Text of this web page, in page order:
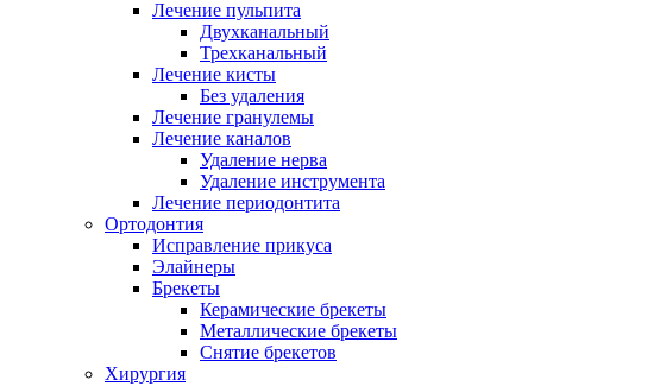
Лечение пульпита
Двухканальный
Трехканальный
Лечение кисты
Без удаления
Лечение гранулемы
Лечение каналов
Удаление нерва
Удаление инструмента
Лечение периодонтита
Ортодонтия
Исправление прикуса
Элайнеры
Брекеты
Керамические брекеты
Металлические брекеты
Снятие брекетов
Хирургия